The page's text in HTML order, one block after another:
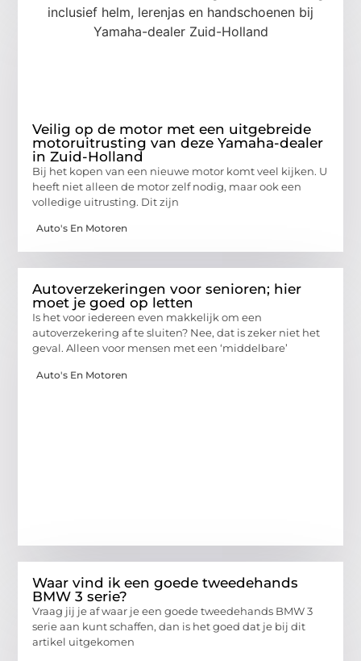
Veilig op de motor met een uitgebreide
motoruitrusting van deze Yamaha-dealer
in Zuid-Holland
Bij het kopen van een nieuwe motor komt veel kijken. U
heeft niet alleen de motor zelf nodig, maar ook een
volledige uitrusting. Dit zijn
Auto's En Motoren
Autoverzekeringen voor senioren; hier
moet je goed op letten
Is het voor iedereen even makkelijk om een
autoverzekering af te sluiten? Nee, dat is zeker niet het
geval. Alleen voor mensen met een ‘middelbare’
Auto's En Motoren
Waar vind ik een goede tweedehands
BMW 3 serie?
Vraag jij je af waar je een goede tweedehands BMW 3
serie aan kunt schaffen, dan is het goed dat je bij dit
artikel uitgekomen